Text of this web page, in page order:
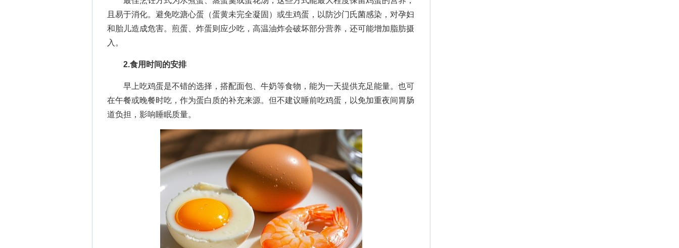
且易于消化。避免吃溏心蛋（蛋黄未完全凝固）或生鸡蛋，以防沙门氏菌感染，对孕妇
和胎儿造成危害。煎蛋、炸蛋则应少吃，高温油炸会破坏部分营养，还可能增加脂肪摄
入。
2.食用时间的安排
早上吃鸡蛋是不错的选择，搭配面包、牛奶等食物，能为一天提供充足能量。也可
在午餐或晚餐时吃，作为蛋白质的补充来源。但不建议睡前吃鸡蛋，以免加重夜间胃肠
道负担，影响睡眠质量。